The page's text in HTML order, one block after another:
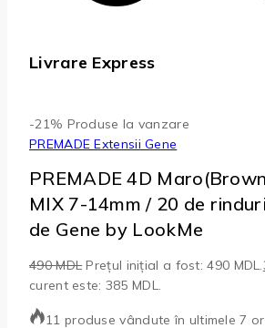
Livrare Express
-21% Produse la vanzare
PREMADE Extensii Gene
PREMADE 4D
MIX 7-14mm / 20 de
de Gene by LookMe
490MDL Prețul inițial a fost: 490 MDL.
curent este: 385 MDL.
11 produse vândute în ultimele 7